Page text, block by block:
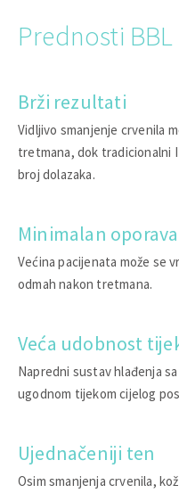
Prednosti
Brži rezultati
Vidljivo smanjenje crvenila
tretmana, dok tradicionalni
broj dolazaka.
Minimalan
Većina pacijenata može se
odmah nakon tretmana.
Veća udobnost
Napredni sustav hlađenja
ugodnom tijekom cijelog
Ujednačeniji ten
Osim smanjenja crvenila,